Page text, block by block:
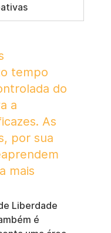
tempo
do
a
As
por sua
mais
Liberdade
é